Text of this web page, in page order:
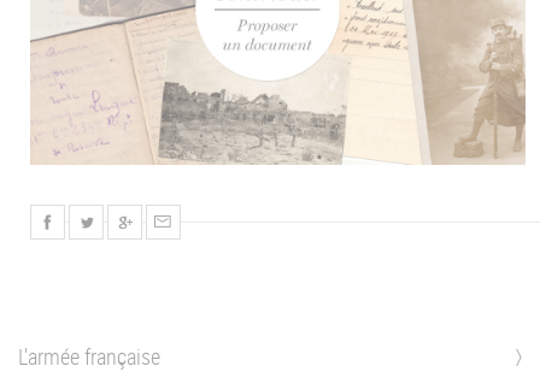
L'armée française